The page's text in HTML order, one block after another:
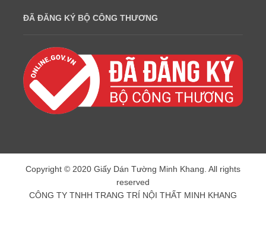
ĐÃ ĐĂNG KÝ BỘ CÔNG THƯƠNG
Copyright © 2020 Giấy Dán Tường Minh Khang. All rights
reserved
CÔNG TY TNHH TRANG TRÍ NỘI THẤT MINH KHANG